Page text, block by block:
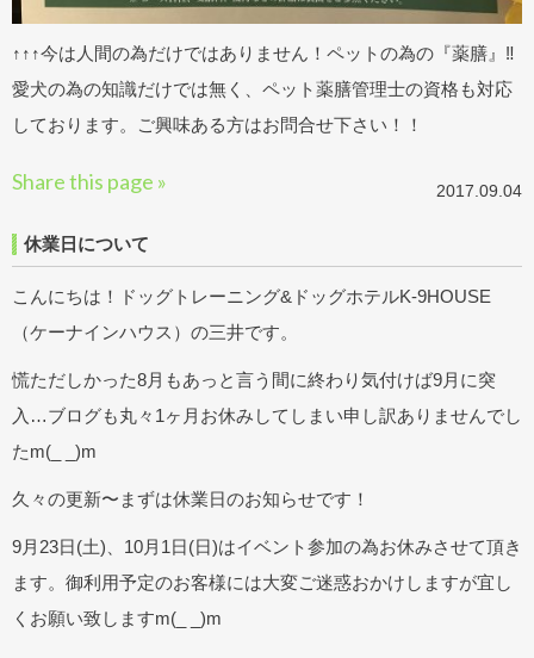
↑↑↑今は人間の為だけではありません！ペットの為の『薬膳』‼︎
愛犬の為の知識だけでは無く、ペット薬膳管理士の資格も対応
しております。ご興味ある方はお問合せ下さい！！
Share this page » 2017.09.04
休業日について
こんにちは！ドッグトレーニング&ドッグホテルK-9HOUSE
（ケーナインハウス）の三井です。
慌ただしかった8月もあっと言う間に終わり気付けば9月に突
入…ブログも丸々1ヶ月お休みしてしまい申し訳ありませんでし
たm(_ _)m
久々の更新〜まずは休業日のお知らせです！
9月23日(土)、10月1日(日)はイベント参加の為お休みさせて頂き
ます。御利用予定のお客様には大変ご迷惑おかけしますが宜し
くお願い致しますm(_ _)m